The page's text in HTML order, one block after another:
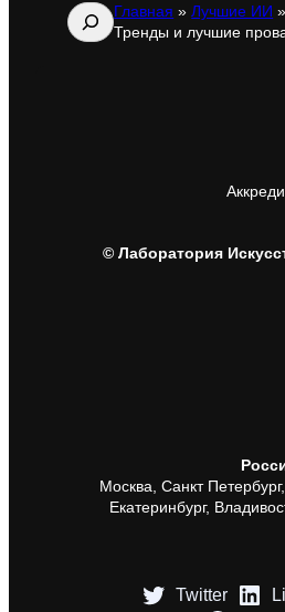
ПоискГлавная » Лучшие ИИ »
Тренды и лучшие
© Лаборатория
Москва, Санкт
Екатеринбург,
Twitter